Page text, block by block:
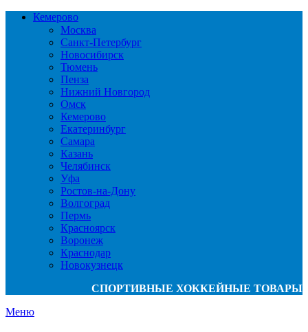
Кемерово
Москва
Санкт-Петербург
Новосибирск
Тюмень
Пенза
Нижний Новгород
Омск
Кемерово
Екатеринбург
Самара
Казань
Челябинск
Уфа
Ростов-на-Дону
Волгоград
Пермь
Красноярск
Воронеж
Краснодар
Новокузнецк
СПОРТИВНЫЕ ХОККЕЙНЫЕ ТОВАРЫ
Меню